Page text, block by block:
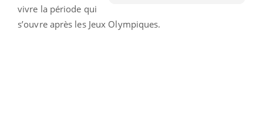
vivre la période qui
s’ouvre après les Jeux Olympiques.